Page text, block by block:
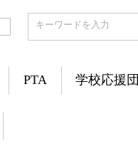
PTA 学校応援団